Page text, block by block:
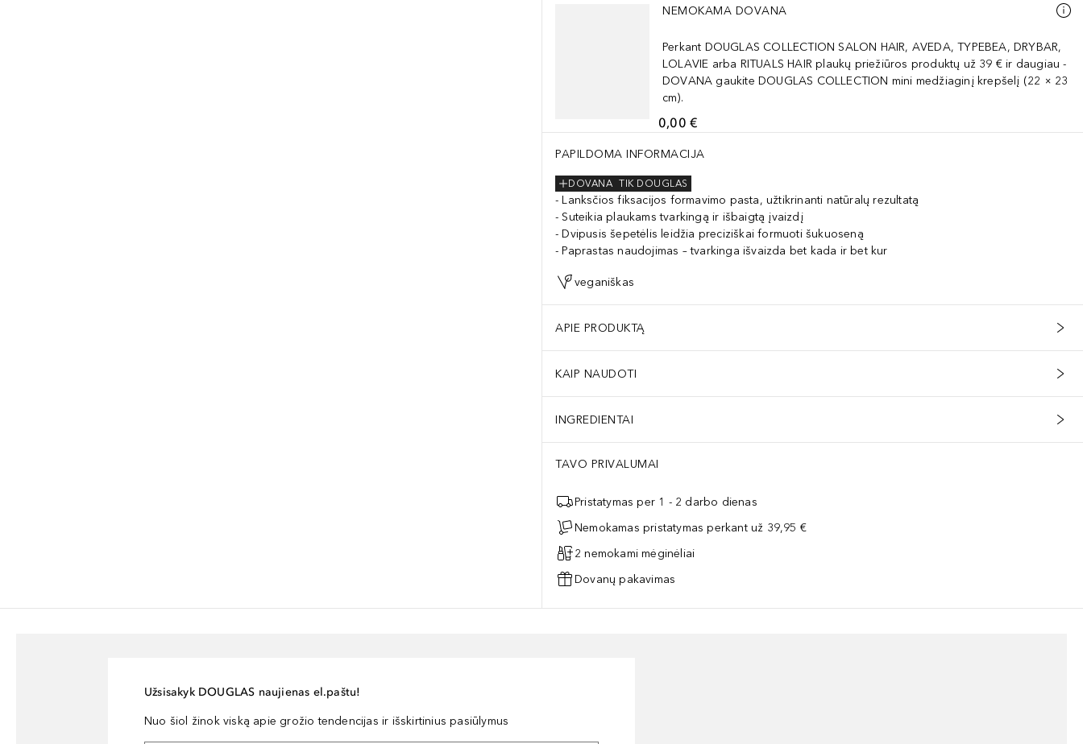
NEMOKAMA DOVANA
Perkant DOUGLAS COLLECTION SALON HAIR, AVEDA, TYPEBEA, DRYBAR,
LOLAVIE arba RITUALS HAIR plaukų priežiūros produktų už 39 € ir daugiau -
DOVANA gaukite DOUGLAS COLLECTION mini medžiaginį krepšelį (22 × 23
cm).
0,00 €
PAPILDOMA INFORMACIJA
TIK DOUGLAS
DOVANA
Lanksčios fiksacijos formavimo pasta, užtikrinanti natūralų rezultatą
Suteikia plaukams tvarkingą ir išbaigtą įvaizdį
Dvipusis šepetėlis leidžia preciziškai formuoti šukuoseną
Paprastas naudojimas – tvarkinga išvaizda bet kada ir bet kur
veganiškas
APIE PRODUKTĄ
KAIP NAUDOTI
INGREDIENTAI
TAVO PRIVALUMAI
Pristatymas per 1 - 2 darbo dienas
Nemokamas pristatymas perkant už 39,95 €
2 nemokami mėginėliai
Dovanų pakavimas
Užsisakyk DOUGLAS naujienas el.paštu!
Nuo šiol žinok viską apie grožio tendencijas ir išskirtinius pasiūlymus